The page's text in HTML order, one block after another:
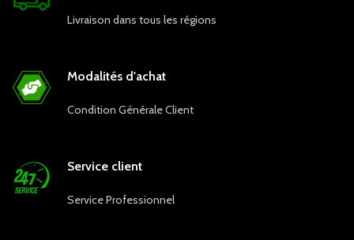
Livraison dans tous les régions
Modalités d'achat
Condition Générale Client
Service client
Service Professionnel